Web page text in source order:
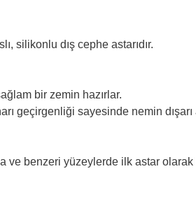
silikonlu dış cephe astarıdır.
bir zemin hazırlar.
geçirgenliği sayesinde nemin dışarı
ve benzeri yüzeylerde ilk astar olarak